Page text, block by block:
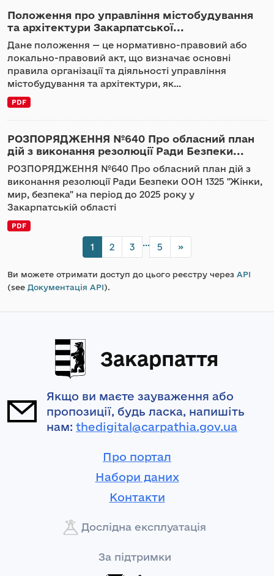
Положення про управління містобудування
та архітектури Закарпатської...
Дане положення — це нормативно-правовий або
локально-правовий акт, що визначає основні
правила організації та діяльності управління
містобудування та архітектури, як...
PDF
РОЗПОРЯДЖЕННЯ №640 Про обласний план
дій з виконання резолюції Ради Безпеки...
РОЗПОРЯДЖЕННЯ №640 Про обласний план дій з
виконання резолюції Ради Безпеки ООН 1325 "Жінки,
мир, безпека" на період до 2025 року у
Закарпатській області
PDF
1 2 3 ... 5 »
Ви можете отримати доступ до цього реєстру через API
(see Документація API).
Закарпаття
Якщо ви маєте зауваження або
пропозиції, будь ласка, напишіть
нам: thedigital@carpathia.gov.ua
Про портал
Набори даних
Контакти
Дослідна експлуатація
За підтримки